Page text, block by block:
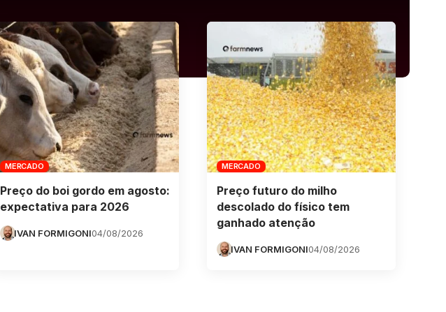
MERCADO
Preço do boi gordo em agosto:
expectativa para 2026
IVAN FORMIGONI04/08/2026
MERCADO
Preço futuro do milho
descolado do físico tem
ganhado atenção
IVAN FORMIGONI04/08/2026